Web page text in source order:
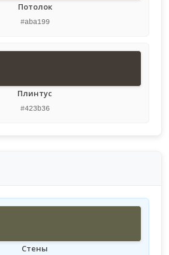
Потолок
#aba199
Плинтус
#423b36
Стены